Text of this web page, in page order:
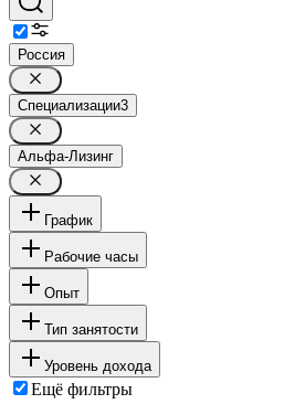
Россия
Специализации3
Альфа-Лизинг
График
Рабочие часы
Опыт
Тип занятости
Уровень дохода
Ещё фильтры